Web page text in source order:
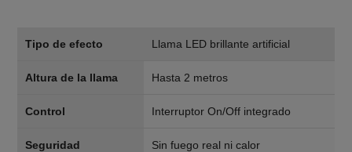
Tipo de efecto Llama LED brillante artificial
Altura de la llama Hasta 2 metros
Control Interruptor On/Off integrado
Seguridad Sin fuego real ni calor